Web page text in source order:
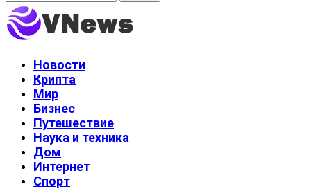
Новости
Крипта
Мир
Бизнес
Путешествие
Наука и техника
Дом
Интернет
Спорт